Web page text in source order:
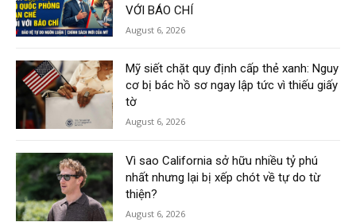
VỚI BÁO CHÍ
August 6, 2026
Mỹ siết chặt quy định cấp thẻ xanh: Nguy
cơ bị bác hồ sơ ngay lập tức vì thiếu giấy
tờ
August 6, 2026
Vì sao California sở hữu nhiều tỷ phú
nhất nhưng lại bị xếp chót về tự do từ
thiện?
August 6, 2026